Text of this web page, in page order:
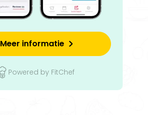
Meer informatie
Powered by FitChef